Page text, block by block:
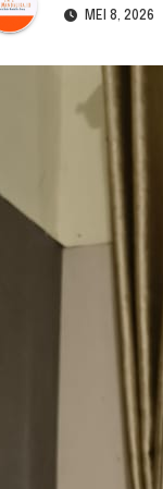
MEI 8, 2026